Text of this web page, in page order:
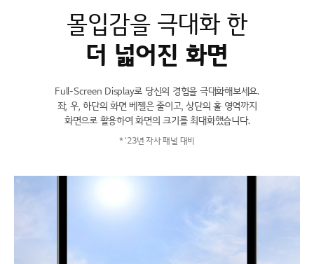
몰입감을 극대화 한
더 넓어진 화면
Full-Screen Display로 당신의 경험을 극대화해보세요.
좌, 우, 하단의 화면 베젤은 줄이고, 상단의 홀 영역까지
화면으로 활용하여 화면의 크기를 최대화했습니다.
* ’23년 자사 패널 대비